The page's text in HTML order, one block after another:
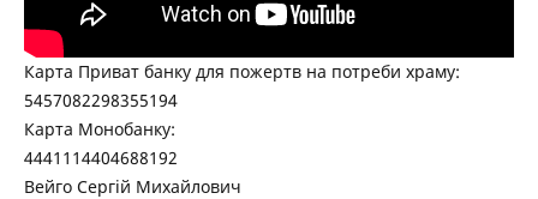
Карта Приват банку для пожертв на потреби храму:
5457082298355194
Карта Монобанку:
4441114404688192
Вейго Сергій Михайлович